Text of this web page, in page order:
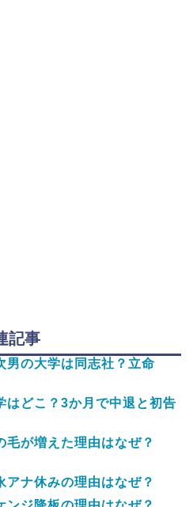
記事
男の大学は同志社？立命
はどこ？3か月で中退と初告
毛が増えた理由はなぜ？
アナ休みの理由はなぜ？